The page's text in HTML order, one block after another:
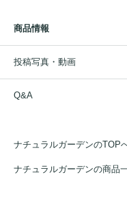
商品情報
投稿写真・動画
Q&A
ナチュラルガーデンのTOP
ナチュラルガーデンの商品